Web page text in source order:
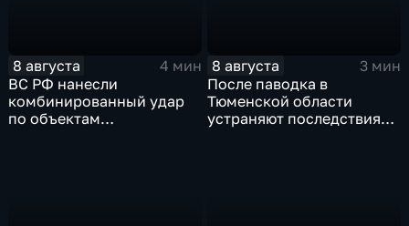
8 августа
4 мин
ВС РФ нанесли
комбинированный удар
по объектам
8 августа
3 мин
После паводка в
Тюменской области
устраняют последствия